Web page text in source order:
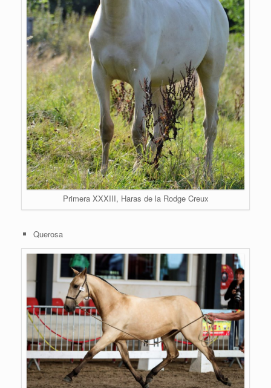
Primera XXXIII, Haras de la Rodge Creux
Querosa